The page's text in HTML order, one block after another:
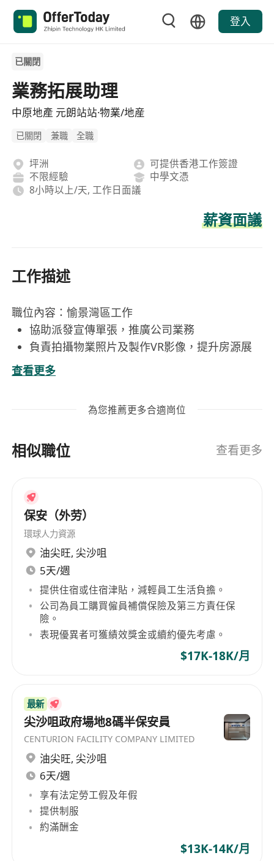
登入
已關閉
業務拓展助理
中原地產 元朗站站·物業/地産
已關閉 兼職 全職
坪洲
可提供香港工作簽證
不限經驗
中學文憑
8小時以上/天, 工作日面議
薪資面議
工作描述
職位內容：愉景灣區工作
協助派發宣傳單張，推廣公司業務
負責拍攝物業照片及製作VR影像，提升房源展
示效果
操作電腦進行資料輸入或文書處理
支援營業員日常事務，如客戶接待、資料整理等
工作要求：
具備良好溝通能力，能與客戶及同事有效協作
有責任感，能獨立完成指派任務
可接受外勤工作安排，
可在職考取地產牌照
查看更多
為您推薦更多合適崗位
相似職位 查看更多
保安（外劳）
環球人力資源
油尖旺, 尖沙咀
5天/週
提供住宿或住宿津貼，減輕員工生活負擔。
公司為員工購買僱員補償保險及第三方責任保
險。
表現優異者可獲績效獎金或續約優先考慮。
$17K-18K/月
最新
尖沙咀政府場地8碼半保安員
CENTURION FACILITY COMPANY LIMITED
油尖旺, 尖沙咀
6天/週
享有法定勞工假及年假
提供制服
約滿酬金
$13K-14K/月